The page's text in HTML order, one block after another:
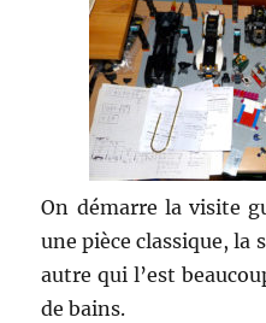
On démarre la visite
une pièce classique, la
autre qui l’est
de bains.